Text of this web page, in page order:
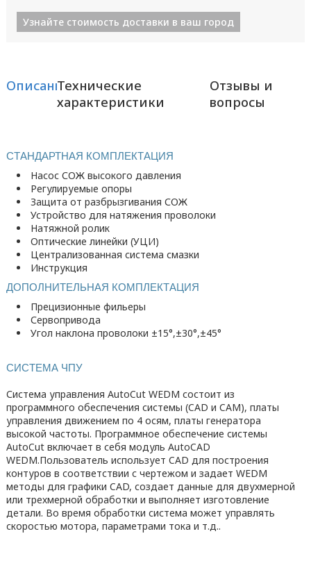
Узнайте стоимость доставки в ваш город
ОписаниеТехнические
характеристики
Отзывы и
вопросы
СТАНДАРТНАЯ КОМПЛЕКТАЦИЯ
Насос СОЖ высокого давления
Регулируемые опоры
Защита от разбрызгивания СОЖ
Устройство для натяжения проволоки
Натяжной ролик
Оптические линейки (УЦИ)
Централизованная система смазки
Инструкция
ДОПОЛНИТЕЛЬНАЯ КОМПЛЕКТАЦИЯ
Прецизионные фильеры
Сервопривода
Угол наклона проволоки ±15°,±30°,±45°
СИСТЕМА ЧПУ
Система управления AutoCut WEDM состоит из
программного обеспечения системы (CAD и CAM), платы
управления движением по 4 осям, платы генератора
высокой частоты. Программное обеспечение системы
AutoCut включает в себя модуль AutoCAD
WEDM.Пользователь использует CAD для построения
контуров в соответствии с чертежом и задает WEDM
методы для графики CAD, создает данные для двухмерной
или трехмерной обработки и выполняет изготовление
детали. Во время обработки система может управлять
скоростью мотора, параметрами тока и т.д..